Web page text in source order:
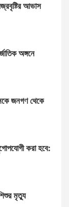
আভাস
অঙ্গনে
জনগণ থেকে
করা হবে:
মৃত্যু